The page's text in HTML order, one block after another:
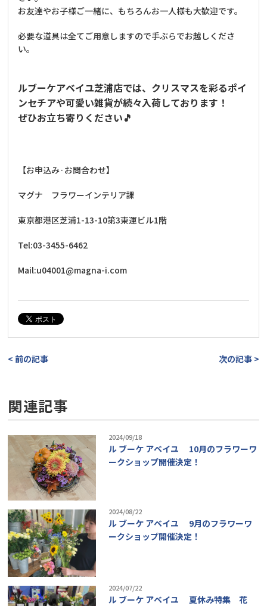
お友達やお子様ご一緒に、もちろんお一人様も大歓迎です。
必要な道具は全てご用意しますので手ぶらでお越しくださ
い。
ルブーケアベイユ芝浦店では、クリスマスを彩るポイ
ンセチアや可愛い雑貨が続々入荷しております！
ぜひお立ち寄りください🎵
【お申込み·お問合わせ】
マグナ フラワーインテリア課
東京都港区芝浦1-13-10第3東運ビル1階
Tel:03-3455-6462
Mail:u04001@magna-i.com
< 前の記事 次の記事 >
関連記事
2024/09/18
ル ブーケ アベイユ 10月のフラワーワ
ークショップ開催決定！
2024/08/22
ル ブーケ アベイユ 9月のフラワーワ
ークショップ開催決定！
2024/07/22
ル ブーケ アベイユ 夏休み特集 花